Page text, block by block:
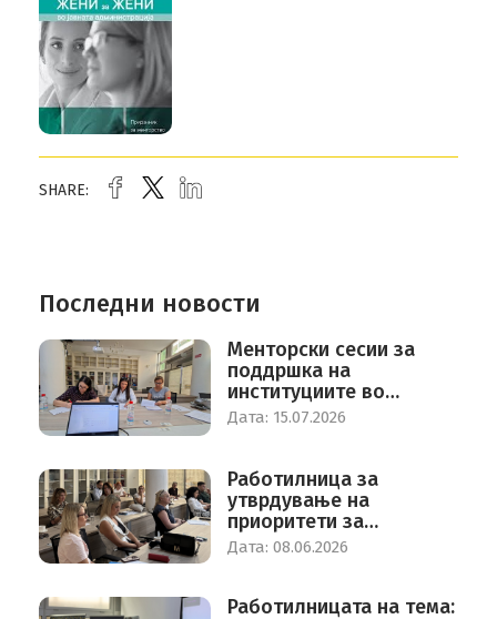
SHARE:
Последни новости
Mенторски сесии за
поддршка на
институциите во
процесот на родово
одговорно буџетирање
Дата: 15.07.2026
Работилница за
утврдување на
приоритети за
економија на грижа во
Дата: 08.06.2026
Работилницата на тема: